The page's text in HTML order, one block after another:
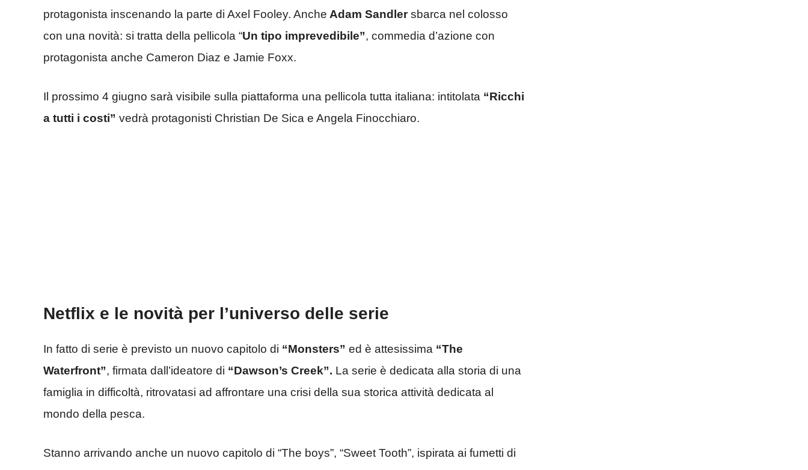
protagonista inscenando la parte di Axel Fooley. Anche Adam Sandlersbarca nel colosso
con una novità: si tratta della pellicola “Un tipo imprevedibile”, commedia d’azione con
protagonista anche Cameron Diaz e Jamie Foxx.
Il prossimo 4 giugno sarà visibile sulla piattaforma una pellicola tutta italiana: intitolata “Ricchi
a tutti i costi” vedrà protagonisti Christian De Sica e Angela Finocchiaro.
Netflix e le novità per l’universo delle serie
In fatto di serie è previsto un nuovo capitolo di “Monsters” ed è attesissima “The
Waterfront”, firmata dall’ideatore di “Dawson’s Creek”. La serie è dedicata alla storia di una
famiglia in difficoltà, ritrovatasi ad affrontare una crisi della sua storica attività dedicata al
mondo della pesca.
Stanno arrivando anche un nuovo capitolo di “The boys”, “Sweet Tooth”, ispirata ai fumetti di